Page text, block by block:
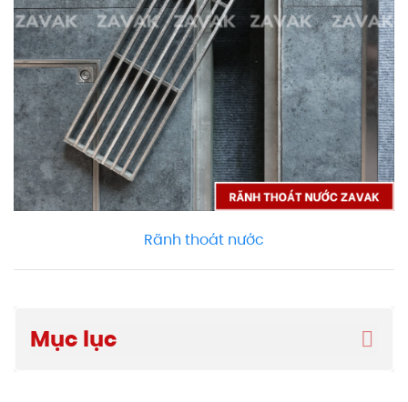
Rãnh thoát nước
Mục lục